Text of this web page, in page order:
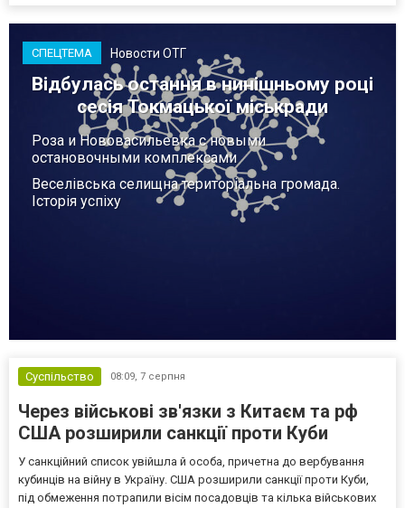
СПЕЦТЕМА Новости ОТГ
Відбулась остання в нинішньому році
сесія Токмацької міськради
Роза и Нововасильевка с новыми
остановочными комплексами
Веселівська селищна територіальна громада.
Історія успіху
Суспільство 08:09, 7 серпня
Через військові зв'язки з Китаєм та рф
США розширили санкції проти Куби
У санкційний список увійшла й особа, причетна до вербування
кубинців на війну в Україну. США розширили санкції проти Куби,
під обмеження потрапили вісім посадовців та кілька військових